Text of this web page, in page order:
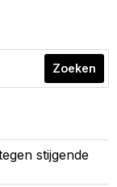
Zoeken
stijgende